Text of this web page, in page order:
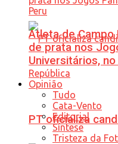
PT oficializa
Atleta de Campo
de prata nos
Universitários,
Opinião
Tudo
Cata-Vento
Editorial
Síntese
Tristeza da